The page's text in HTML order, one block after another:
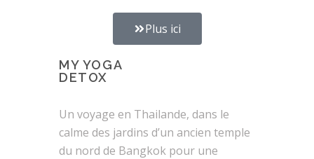
Plus ici
MY YOGA
DETOX
Un voyage en Thailande, dans le
calme des jardins d’un ancien temple
du nord de Bangkok pour une